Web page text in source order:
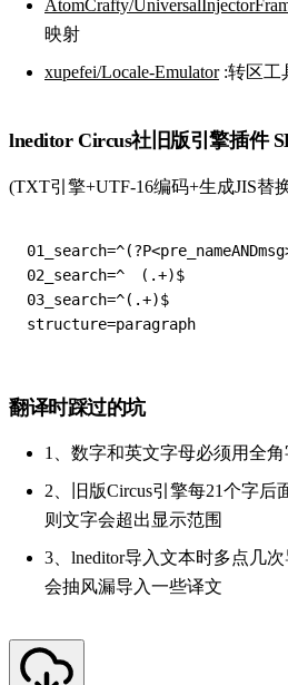
AtomCrafty/
映射
xupefei/Locale-Emulator:转区工
lneditor Circus社旧版引擎插件
(TXT引擎+UTF-16编码+生成JIS替
02_search=^　(.+)$
03_search=^(.+)$
翻译时踩过的坑
1、数字和英文字母必须用全
2、旧版Circus引擎每21个字
则文字会超出显示范围
3、lneditor导入文本时多点几
会抽风漏导入一些译文